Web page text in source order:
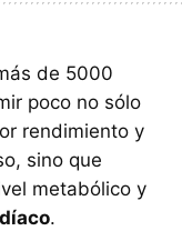
de 5000
poco no sólo
rendimiento y
sino que
metabólico y
.